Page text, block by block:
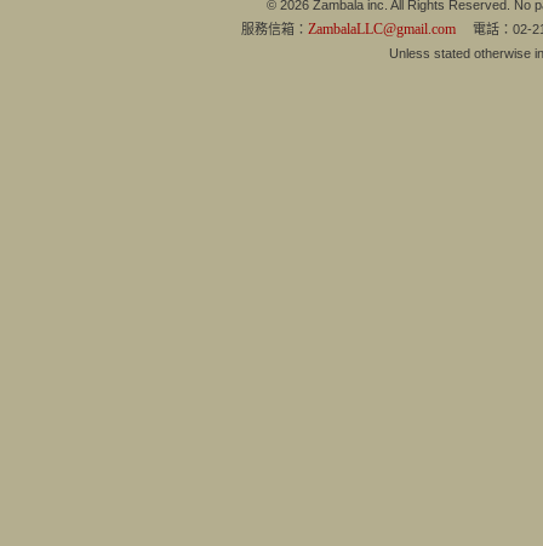
© 2026 Zambala inc. All Rights Reserved. No
服務信箱： ZambalaLLC@gmail.com 電話：02-
Unless stated